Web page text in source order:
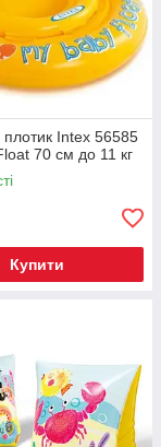
Intex 56585
70 см до 11 кг
Купити